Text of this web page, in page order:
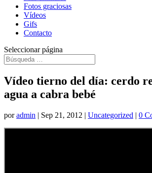
Fotos graciosas
Vídeos
Gifs
Contacto
Seleccionar página
Vídeo tierno del día: cerdo
agua a cabra bebé
poradmin | Sep 21, 2012 | Uncategorized | 0